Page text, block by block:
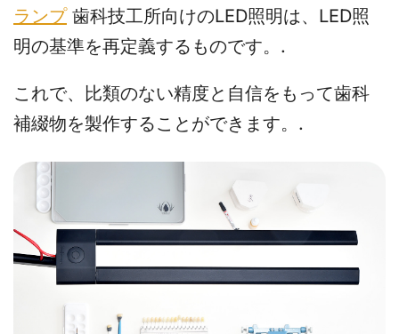
ランプ歯科技工所向けのLED照明は、LED照
明の基準を再定義するものです。.
これで、比類のない精度と自信をもって歯科
補綴物を製作することができます。.